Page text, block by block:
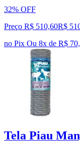
32% OFF
Preço R$ 510,60R$
no Pix Ou 8x de R$
Tela Piau